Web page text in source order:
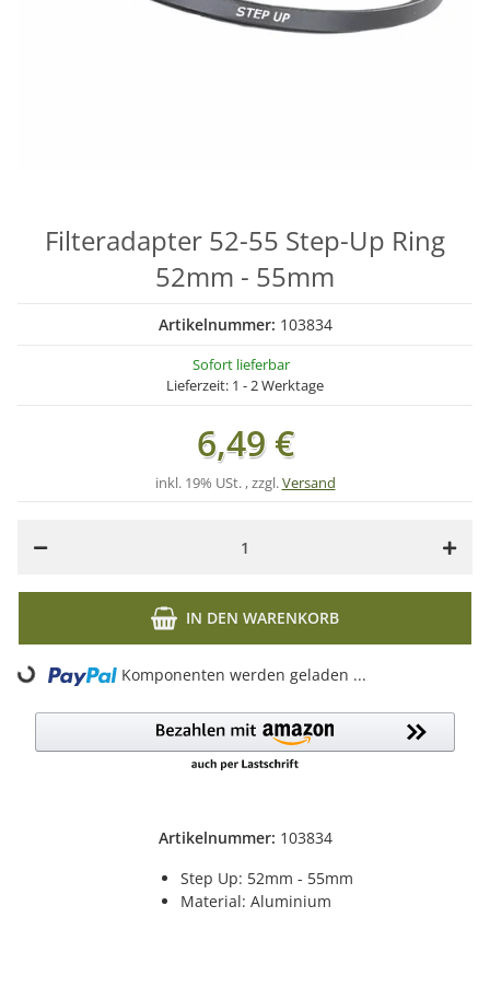
Artikelnummer: 103834
Step Up: 52mm - 55mm
Material: Aluminium
Filteradapter 52-55 Step-Up Ring
52mm - 55mm
Artikelnummer: 103834
Sofort lieferbar
Lieferzeit: 1 - 2 Werktage
6,49 €
inkl. 19% USt. , zzgl.Versand
IN DEN WARENKORB
Loading... Komponenten werden geladen ...